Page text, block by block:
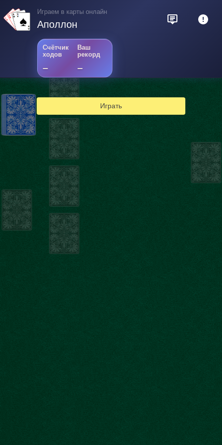
Играем в карты онлайн
Аполлон
Счётчик
ходов
–
Ваш
рекорд
–
Играть